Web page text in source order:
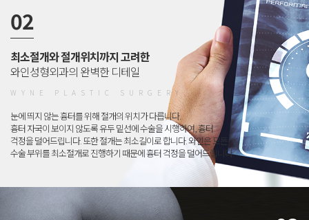
02
최소절개와 절개위치까지 고려한
와인성형외과의 완벽한 디테일
WYNE PLASTIC SURGERY
눈에 띄지 않는 흉터를 위해 절개의 위치가 다릅니다.
흉터 자국이 보이지 않도록 유두 밑선에 수술을 시행하여, 흉터
걱정을 덜어드립니다. 또한 절개는 최소길이로 합니다. 와인은 모든
수술 부위를 최소절개로 진행하기 때문에 흉터 걱정을 덜어드립니다.